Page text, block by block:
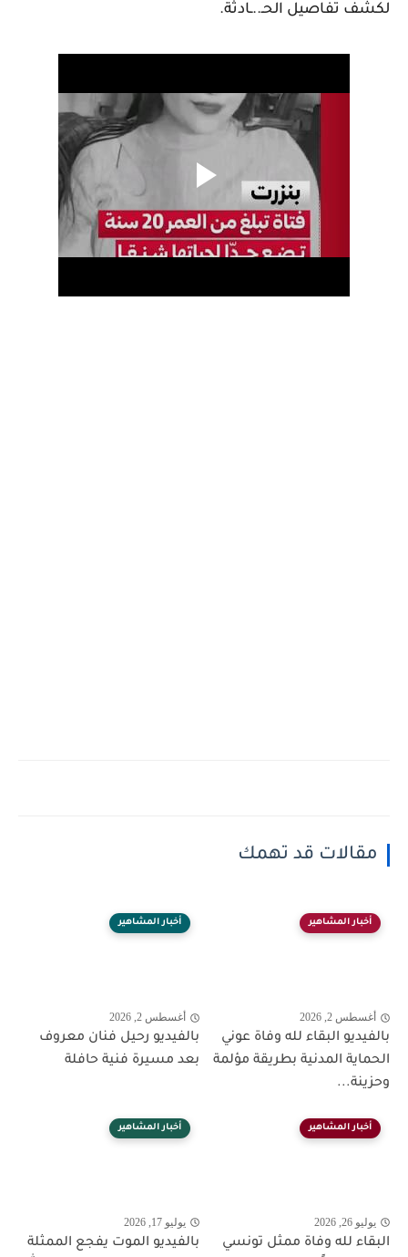
لكشف تفاصيل الحـ..ـادثة.
مقالات قد تهمك
أخبار المشاهير
أغسطس 2, 2026
بالفيديو البقاء لله وفاة عوني
الحماية المدنية بطريقة مؤلمة
وحزينة...
أخبار المشاهير
أغسطس 2, 2026
بالفيديو رحيل فنان معروف
بعد مسيرة فنية حافلة
أخبار المشاهير
يوليو 26, 2026
البقاء لله وفاة ممثل تونسي
أخبار المشاهير
يوليو 17, 2026
بالفيديو الموت يفجع الممثلة